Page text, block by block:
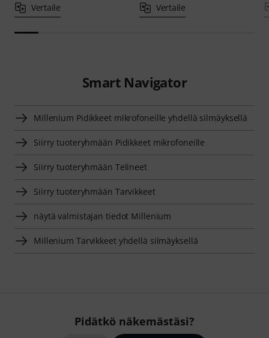
Vertaile Vertaile
Smart Navigator
Millenium Pidikkeet mikrofoneille yhdellä silmäyksellä
Siirry tuoteryhmään Pidikkeet mikrofoneille
Siirry tuoteryhmään Telineet
Siirry tuoteryhmään Tarvikkeet
näytä valmistajan tiedot Millenium
Millenium Tarvikkeet yhdellä silmäyksellä
Pidätkö näkemästäsi?